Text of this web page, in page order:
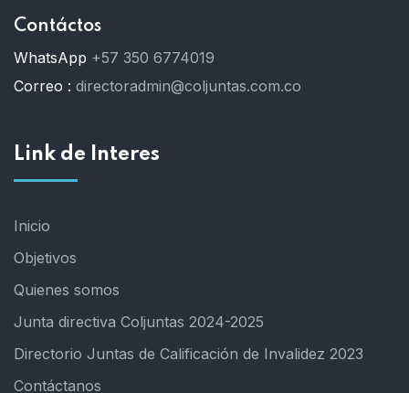
Contáctos
WhatsApp +57 350 6774019
Correo : directoradmin@coljuntas.com.co
Link de Interes
Inicio
Objetivos
Quienes somos
Junta directiva Coljuntas 2024-2025
Directorio Juntas de Calificación de Invalidez 2023
Contáctanos